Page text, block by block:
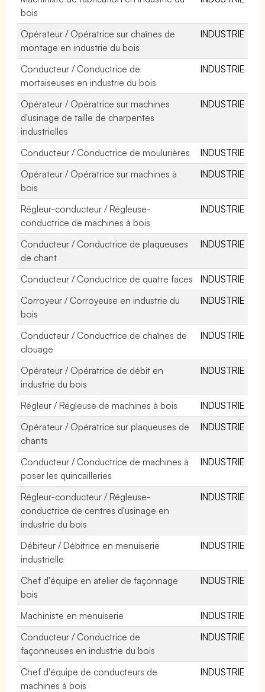
bois
Opérateur / Opératrice sur chaînes de
montage en industrie du bois
INDUSTRIE
Conducteur / Conductrice de
mortaiseuses en industrie du bois
INDUSTRIE
Opérateur / Opératrice sur machines
d'usinage de taille de charpentes
industrielles
INDUSTRIE
Conducteur / Conductrice de moulurières
INDUSTRIE
Opérateur / Opératrice sur machines à
bois
INDUSTRIE
Régleur-conducteur / Régleuse-
conductrice de machines à bois
INDUSTRIE
Conducteur / Conductrice de plaqueuses
de chant
INDUSTRIE
Conducteur / Conductrice de quatre faces
INDUSTRIE
Corroyeur / Corroyeuse en industrie du
bois
INDUSTRIE
Conducteur / Conductrice de chaînes de
clouage
INDUSTRIE
Opérateur / Opératrice de débit en
industrie du bois
INDUSTRIE
Régleur / Régleuse de machines à bois
INDUSTRIE
Opérateur / Opératrice sur plaqueuses de
chants
INDUSTRIE
Conducteur / Conductrice de machines à
poser les quincailleries
INDUSTRIE
Régleur-conducteur / Régleuse-
conductrice de centres d'usinage en
industrie du bois
INDUSTRIE
Débiteur / Débitrice en menuiserie
industrielle
INDUSTRIE
Chef d'équipe en atelier de façonnage
bois
INDUSTRIE
Machiniste en menuiserie
INDUSTRIE
Conducteur / Conductrice de
façonneuses en industrie du bois
INDUSTRIE
Chef d'équipe de conducteurs de
machines à bois
INDUSTRIE